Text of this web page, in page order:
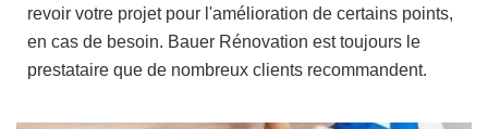
revoir votre projet pour l'amélioration de certains points,
en cas de besoin. Bauer Rénovation est toujours le
prestataire que de nombreux clients recommandent.